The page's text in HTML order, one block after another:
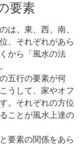
要素
は、東、西、南、
、それぞれがあら
から「風水の法
五行の要素が何
うして、家やオフ
。それぞれの方位
ことが風水上達の
要素の関係をあら